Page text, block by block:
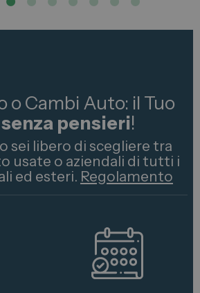
o Cambi Auto: il Tuo
senza pensieri!
sei libero di scegliere tra
usate o aziendali di tutti i
ed esteri. Regolamento